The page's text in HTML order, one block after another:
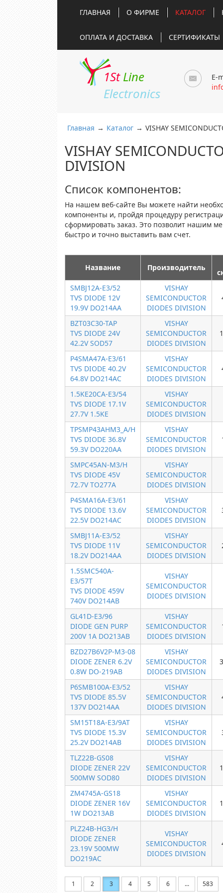
ГЛАВНАЯ О ФИРМЕ КАТАЛОГ
ОПЛАТА И ДОСТАВКА СЕРТИФИКАТЫ
1St Line
Electronics
E-
Главная → Каталог → VISHAY
VISHAY
DIVISION
Список компонентов:
На нашем веб-сайте Вы можете найти
компоненты и, пройдя процедуру
сформировать заказ. Это позволит нашим
быстро и точно выставить вам счет.
Название Производитель
SMBJ12A-E3/52
TVS DIODE 12V
19.9V DO214AA
VISHAY
SEMICONDUCTOR
DIODES DIVISION
BZT03C30-TAP
TVS DIODE 24V
42.2V SOD57
VISHAY
SEMICONDUCTOR
DIODES DIVISION
P4SMA47A-E3/61
TVS DIODE 40.2V
64.8V DO214AC
VISHAY
SEMICONDUCTOR
DIODES DIVISION
1.5KE20CA-E3/54
TVS DIODE 17.1V
27.7V 1.5KE
VISHAY
SEMICONDUCTOR
DIODES DIVISION
TPSMP43AHM3_A/H
TVS DIODE 36.8V
59.3V DO220AA
VISHAY
SEMICONDUCTOR
DIODES DIVISION
SMPC45AN-M3/H
TVS DIODE 45V
72.7V TO277A
VISHAY
SEMICONDUCTOR
DIODES DIVISION
P4SMA16A-E3/61
TVS DIODE 13.6V
22.5V DO214AC
VISHAY
SEMICONDUCTOR
DIODES DIVISION
SMBJ11A-E3/52
TVS DIODE 11V
18.2V DO214AA
VISHAY
SEMICONDUCTOR
DIODES DIVISION
1.5SMC540A-
E3/57T
TVS DIODE 459V
740V DO214AB
VISHAY
SEMICONDUCTOR
DIODES DIVISION
GL41D-E3/96
DIODE GEN PURP
200V 1A DO213AB
VISHAY
SEMICONDUCTOR
DIODES DIVISION
BZD27B6V2P-M3-08
DIODE ZENER 6.2V
0.8W DO-219AB
VISHAY
SEMICONDUCTOR
DIODES DIVISION
P6SMB100A-E3/52
TVS DIODE 85.5V
137V DO214AA
VISHAY
SEMICONDUCTOR
DIODES DIVISION
SM15T18A-E3/9AT
TVS DIODE 15.3V
25.2V DO214AB
VISHAY
SEMICONDUCTOR
DIODES DIVISION
TLZ22B-GS08
DIODE ZENER 22V
500MW SOD80
VISHAY
SEMICONDUCTOR
DIODES DIVISION
ZM4745A-GS18
DIODE ZENER 16V
1W DO213AB
VISHAY
SEMICONDUCTOR
DIODES DIVISION
PLZ24B-HG3/H
DIODE ZENER
23.19V 500MW
DO219AC
VISHAY
SEMICONDUCTOR
DIODES DIVISION
1 2 3 4 5 6 ... 583